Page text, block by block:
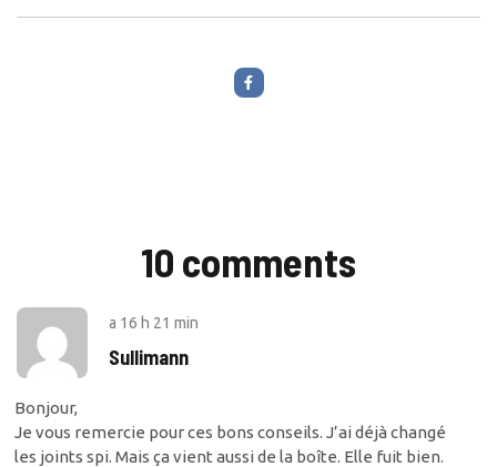
10 comments
a 16 h 21 min
Sullimann
Bonjour,
Je vous remercie pour ces bons conseils. J’ai déjà changé
les joints spi. Mais ça vient aussi de la boîte. Elle fuit bien.